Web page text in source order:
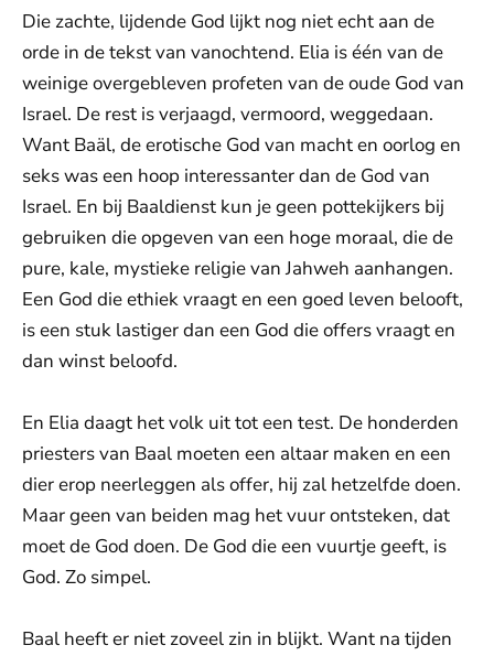
Die zachte, lijdende God lijkt nog niet echt aan de
orde in de tekst van vanochtend. Elia is één van de
weinige overgebleven profeten van de oude God van
Israel. De rest is verjaagd, vermoord, weggedaan.
Want Baäl, de erotische God van macht en oorlog en
seks was een hoop interessanter dan de God van
Israel. En bij Baaldienst kun je geen pottekijkers bij
gebruiken die opgeven van een hoge moraal, die de
pure, kale, mystieke religie van Jahweh aanhangen.
Een God die ethiek vraagt en een goed leven belooft,
is een stuk lastiger dan een God die offers vraagt en
dan winst beloofd.
En Elia daagt het volk uit tot een test. De honderden
priesters van Baal moeten een altaar maken en een
dier erop neerleggen als offer, hij zal hetzelfde doen.
Maar geen van beiden mag het vuur ontsteken, dat
moet de God doen. De God die een vuurtje geeft, is
God. Zo simpel.
Baal heeft er niet zoveel zin in blijkt. Want na tijden